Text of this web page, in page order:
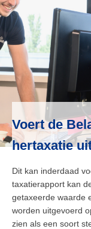
Voert de
hertaxatie
Dit kan inderdaad
taxatierapport kan
getaxeerde waarde
worden uitgevoerd
zien als een soort